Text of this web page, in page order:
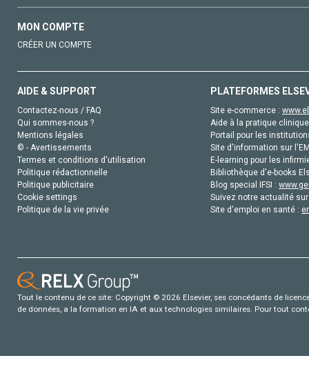
MON COMPTE
CRÉER UN COMPTE
AIDE & SUPPORT
Contactez-nous / FAQ
Qui sommes-nous ?
Mentions légales
© - Avertissements
Termes et conditions d'utilisation
Politique rédactionnelle
Politique publicitaire
Cookie settings
Politique de la vie privée
PLATEFORMES
Site e-commerce :
Aide à la pratique
Portail pour les
Site d'information sur
E-learning pour les
Bibliothèque d'e-books
Blog special IFSI :
Suivez notre actualité
Site d'emploi en santé :
Tout le contenu de ce site: Copyright © 2026 Elsevier, ses concédants de
de données, a la formation en IA et aux technologies similaires. Pour tout